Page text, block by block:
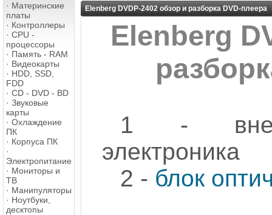
· Материнские
платы
· Контроллеры
· CPU -
процессоры
· Память - RAM
· Видеокарты
· HDD, SSD,
FDD
· CD - DVD - BD
· Звуковые
карты
· Охлаждение
ПК
· Корпуса ПК
·
Электропитание
· Мониторы и
ТВ
· Манипуляторы
· Ноутбуки,
десктопы
Elenberg DVDP-2402 обзор и разборка DVD-плеера
Elenberg
1 -
электроника
2 - блок